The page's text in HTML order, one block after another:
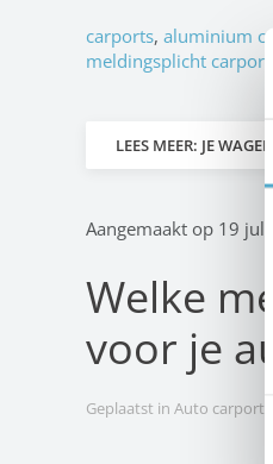
carports, aluminium
meldingsplicht carport
LEES MEER: JE
Aangemaakt op 19
Welke
voor je
Geplaatst in Auto carports